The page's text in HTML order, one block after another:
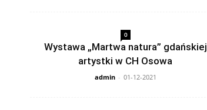
0
Wystawa „Martwa natura” gdańskiej
artystki w CH Osowa
admin - 01-12-2021